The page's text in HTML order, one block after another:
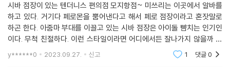
이밖에도 편의점을 드나드는 단골손님, 부녀회 회원들, 편의점 건물의 위
층에 사는 입주민들, 아르바이트생들과 그들의 친구까지 등장하는 인물들
모두 각자의 사연과 이야기를 감추고 있는데, 마치다 소노코 작가는 누구
하나 소홀하지 않은 방식으로 모두에게 캐릭터와 이야기를 부여하고 그것
시바 점장이 있는 텐더니스 편의점 모지항점~ 미쓰리는 이곳에서 알바를
하고 있다. 거기다 페로몬을 뿜어낸다고 해서 페로 점장이라고 혼잣말로
하곤 한다. 아줌마 부대를 이끌고 있는 시바 점장은 아이돌 뺨치는 인기인
이다. 무척 친절하다. 이런 스타일이라면 어디에서든 잘나가지 않을까 싶
다. 미쓰리의 호기심에 시바 점장은 한마디로 일축한다. "편의점을 좋아하
니까요." 더 이상
y******0 2023.09.27. 신고 1 댓글0